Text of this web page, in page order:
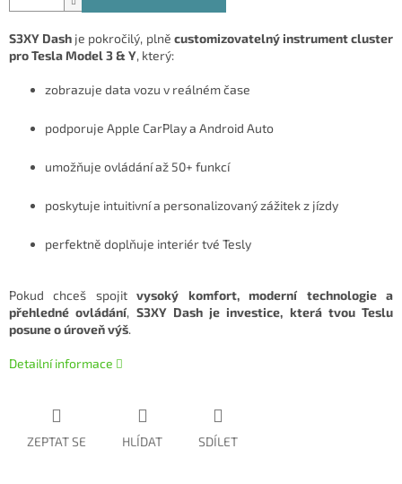
S3XY Dash je pokročilý, plně customizovatelný instrument cluster
pro Tesla Model 3 & Y, který:
zobrazuje data vozu v reálném čase
podporuje Apple CarPlay a Android Auto
umožňuje ovládání až 50+ funkcí
poskytuje intuitivní a personalizovaný zážitek z jízdy
perfektně doplňuje interiér tvé Tesly
Pokud chceš spojitvysoký komfort, moderní technologie a
přehledné ovládání, S3XY Dash je investice, která tvou Teslu
posune o úroveň výš.
Detailní informace
ZEPTAT SE HLÍDAT SDÍLET